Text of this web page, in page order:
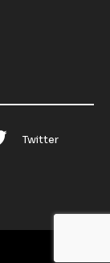
Twitter